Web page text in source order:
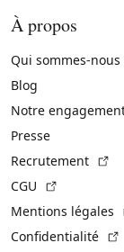
À propos
Qui sommes-nous
Blog
Notre
Presse
Recrutement
CGU
Mentions légales
Confidentialité